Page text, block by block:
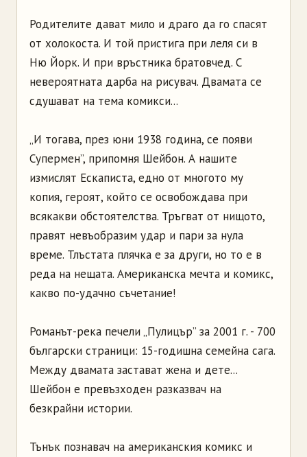
Родителите дават мило и драго да го спасят
от холокоста. И той пристига при леля си в
Ню Йорк. И при връстника братовчед. С
невероятната дарба на рисувач. Двамата се
сдушават на тема комикси...
„И тогава, през юни 1938 година, се появи
Супермен”, припомня Шейбон. А нашите
измислят Ескаписта, едно от многото му
копия, героят, който се освобождава при
всякакви обстоятелства. Тръгват от нищото,
правят невъобразим удар и пари за нула
време. Тлъстата плячка е за други, но то е в
реда на нещата. Американска мечта и комикс,
какво по-удачно съчетание!
Романът-река печели „Пулицър” за 2001 г. - 700
български страници: 15-годишна семейна сага.
Между двамата застават жена и дете...
Шейбон е превъзходен разказвач на
безкрайни истории.
Тънък познавач на американския комикс и